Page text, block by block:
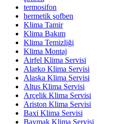
termosifon
hermetik şofben
Klima Tamir
Klima Bakım
Klima Temizliği
Klima Montaj
Airfel Klima Servisi
Alarko Klima Servisi
Alaska Klima Servisi
Altus Klima Servisi
Arçelik Klima Servisi
Ariston Klima Servisi
Baxi Klima Servisi
Baymak Klima Servisi